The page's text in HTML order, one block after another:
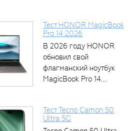
Тест HONOR MagicBook
Pro 14 2026
В 2026 году HONOR
обновил свой
флагманский ноутбук
MagicBook Pro 14....
Тест Tecno Camon 50
Ultra 5G